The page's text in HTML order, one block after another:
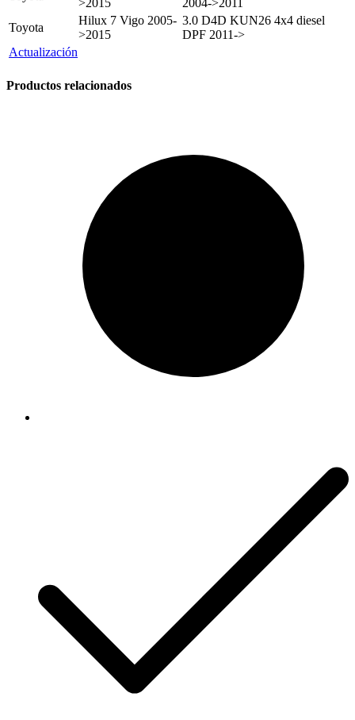
>2015
2004->2011
Toyota
Hilux 7 Vigo 2005-
>2015
3.0 D4D KUN26 4x4 diesel
DPF 2011->
Actualización
Productos relacionados